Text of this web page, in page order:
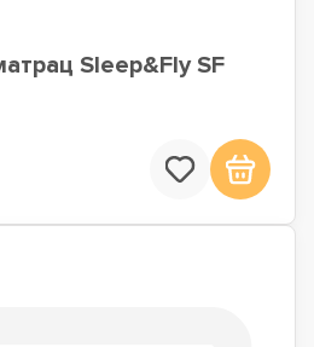
Sleep&Fly SF